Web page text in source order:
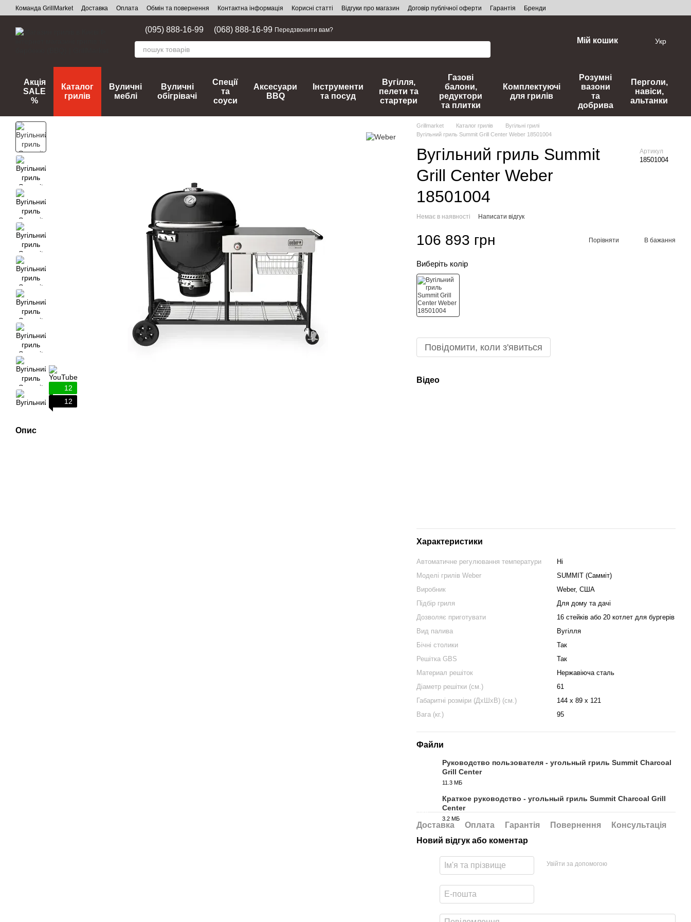
Перейти до основного контенту
Команда GrillMarket Доставка Оплата Обмін та повернення Контактна інформація Корисні статті Відгуки про магазин Договір публічної оферти Гарантія Бренди
(095) 888-16-99 (068) 888-16-99 Передзвонити вам?
Мій кошик Укр
Акція
SALE
%
Каталог
грилів
Вуличні
меблі
Вуличні
обігрівачі
Спеції
та
соуси
Аксесуари
BBQ
Інструменти
та посуд
Вугілля,
пелети та
стартери
Газові
балони,
редуктори
та плитки
Комплектуючі
для грилів
Розумні
вазони
та
добрива
Перголи,
навіси,
альтанки
12
12
Опис
Grillmarket Каталог грилів
Вугільні грилі
Вугільний гриль Summit Grill Center Weber 18501004
Вугільний гриль Summit
Grill Center Weber
18501004
Артикул
18501004
Немає в наявності Написати відгук
106 893 грн Порівняти В бажання
Виберіть колір
Повідомити, коли з'явиться
Відео
Характеристики
Автоматичне регулювання температури
Ні
Моделі грилів Weber
SUMMIT (Самміт)
Виробник
Weber, США
Підбір гриля
Для дому та дачі
Дозволяє приготувати
16 стейків або 20 котлет для бургерів
Вид палива
Вугілля
Бічні столики
Так
Решітка GBS
Так
Материал решіток
Нержавіюча сталь
Діаметр решітки (см.)
61
Габаритні розміри (ДхШхВ) (см.)
144 х 89 x 121
Вага (кг.)
95
Файли
Руководство пользователя - угольный гриль Summit Charcoal
Grill Center
11.3 МБ
PDF
Краткое руководство - угольный гриль Summit Charcoal Grill
Center
3.2 МБ
Доставка Оплата Гарантія Повернення
Консультація
Новий відгук або коментар
Увійти за допомогою